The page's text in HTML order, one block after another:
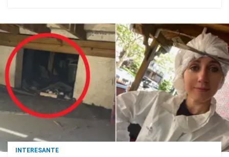
INTERESANTE